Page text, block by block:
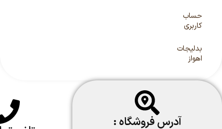
حساب
کاربری
بدلیجات
اهواز
آدرس فروشگاه :